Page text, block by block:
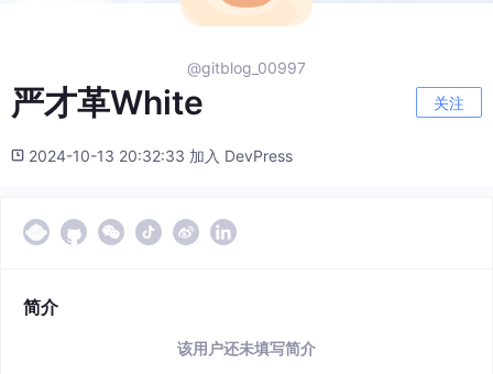
@gitblog_00997
严才革White 关注
2024-10-13 20:32:33 加入 DevPress
简介
该用户还未填写简介